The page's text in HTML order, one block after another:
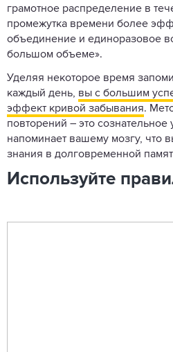
грамотное распределение в
промежутка времени более
объединение и единоразовое
большом объеме».
Уделяя некоторое время
каждый день, вы с большим
эффект кривой забывания.
повторений – это сознательное
напоминает вашему мозгу, что
знания в долговременной
Используйте